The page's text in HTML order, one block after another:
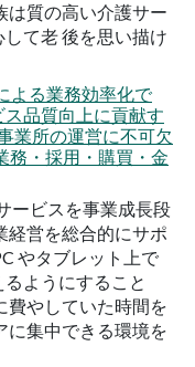
は質の高い介護サー
て老 後を思い描け
よる業務効率化で
品質向上に貢献す
業所の運営に不可欠
務・採用・購買・金
ビスを事業成長段
経営を総合的にサポ
やタブレット上で
ようにすること
費やしていた時間を
に集中できる環境を